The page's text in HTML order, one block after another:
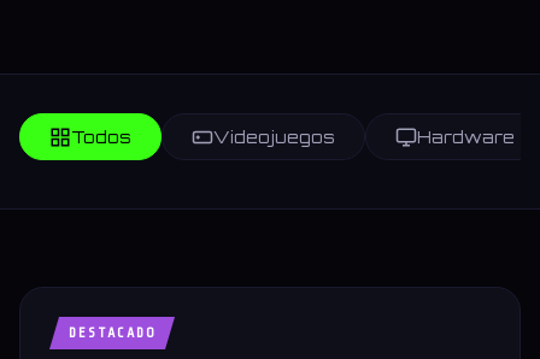
Todos Videojuegos Hardware
DESTACADO